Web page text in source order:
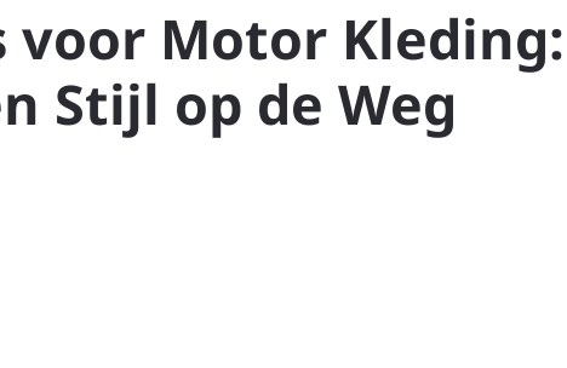
voor Motor Kleding:
Stijl op de Weg